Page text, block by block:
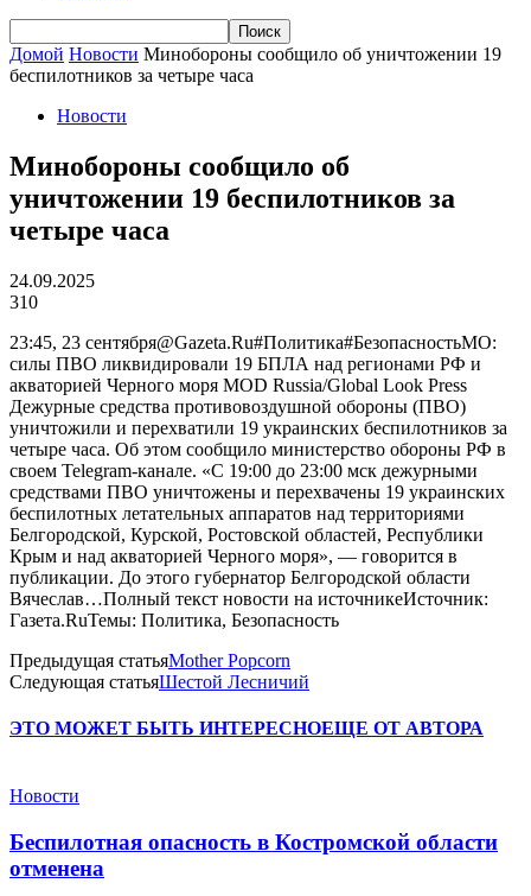
Домой Новости Минобороны сообщило об уничтожении 19
беспилотников за четыре часа
Новости
Минобороны сообщило об
уничтожении 19 беспилотников за
четыре часа
24.09.2025
310
23:45, 23 сентября@Gazeta.Ru#Политика#БезопасностьМО:
силы ПВО ликвидировали 19 БПЛА над регионами РФ и
акваторией Черного моря MOD Russia/Global Look Press
Дежурные средства противовоздушной обороны (ПВО)
уничтожили и перехватили 19 украинских беспилотников за
четыре часа. Об этом сообщило министерство обороны РФ в
своем Telegram-канале. «С 19:00 до 23:00 мск дежурными
средствами ПВО уничтожены и перехвачены 19 украинских
беспилотных летательных аппаратов над территориями
Белгородской, Курской, Ростовской областей, Республики
Крым и над акваторией Черного моря», — говорится в
публикации. До этого губернатор Белгородской области
Вячеслав…Полный текст новости на источникеИсточник:
Газета.RuТемы: Политика, Безопасность
Предыдущая статьяMother Popcorn
Следующая статьяШестой Лесничий
ЭТО МОЖЕТ БЫТЬ ИНТЕРЕСНОЕЩЕ ОТ АВТОРА
Новости
Беспилотная опасность в Костромской области
отменена